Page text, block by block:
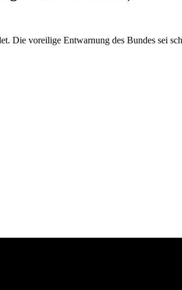
Die voreilige Entwarnung des Bundes sei